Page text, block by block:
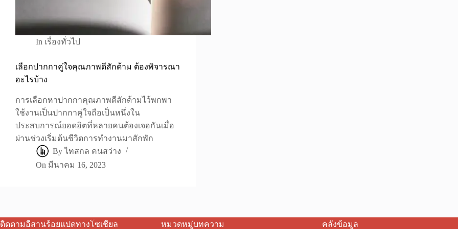
In เรื่องทั่วไป
เลือกปากกาคู่ใจคุณภาพดีสักด้าม ต้องพิจารณา
อะไรบ้าง
การเลือกหาปากกาคุณภาพดีสักด้ามไว้พกพา
ใช้งานเป็นปากกาคู่ใจถือเป็นหนึ่งใน
ประสบการณ์ยอดฮิตที่หลายคนต้องเจอกันเมื่อ
ผ่านช่วงเริ่มต้นชีวิตการทำงานมาสักพัก
By ไทสกล คนสว่าง
On มีนาคม 16, 2023
ติดตามอีสานร้อยแปดทางโซเชียล หมวดหมู่บทความ คลังข้อมูล